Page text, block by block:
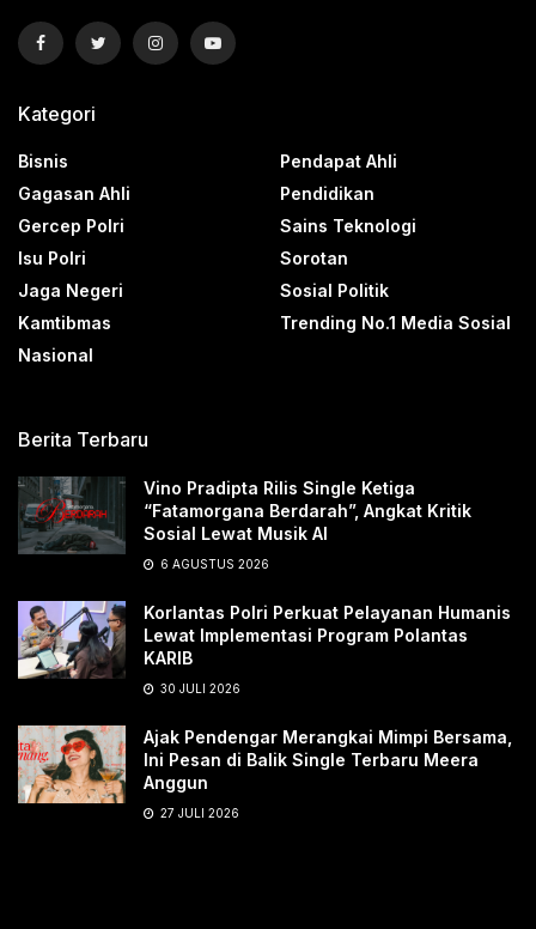
Kategori
Bisnis
Gagasan Ahli
Gercep Polri
Isu Polri
Jaga Negeri
Kamtibmas
Nasional
Pendapat Ahli
Pendidikan
Sains Teknologi
Sorotan
Sosial Politik
Trending No.1 Media Sosial
Berita Terbaru
Vino Pradipta Rilis Single Ketiga
“Fatamorgana Berdarah”, Angkat Kritik
Sosial Lewat Musik AI
6 AGUSTUS 2026
Korlantas Polri Perkuat Pelayanan Humanis
Lewat Implementasi Program Polantas
KARIB
30 JULI 2026
Ajak Pendengar Merangkai Mimpi Bersama,
Ini Pesan di Balik Single Terbaru Meera
Anggun
27 JULI 2026